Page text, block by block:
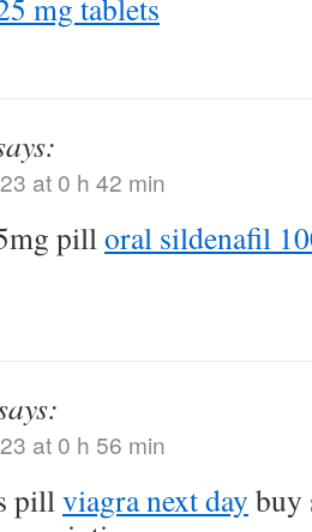
mg tablets
at 0 h 42 min
pilloral sildenafil
at 0 h 56 min
pillviagra next day buy